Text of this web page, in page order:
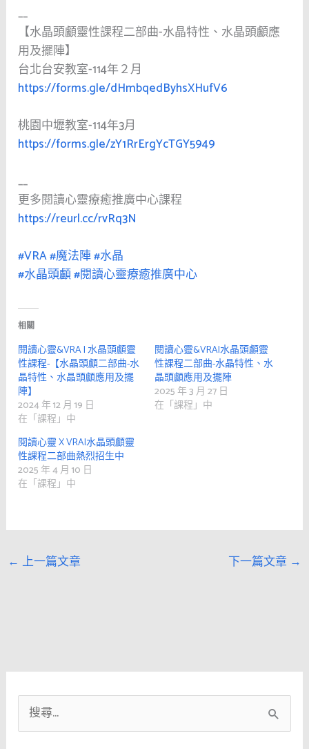
__
【水晶頭顱靈性課程二部曲-水晶特性、水晶頭顱應
用及擺陣】
台北台安教室-114年２月
https://forms.gle/dHmbqedByhsXHufV6
桃園中壢教室-114年3月
https://forms.gle/zY1RrErgYcTGY5949
__
更多閱讀心靈療癒推廣中心課程
https://reurl.cc/rvRq3N
#VRA#魔法陣#水晶
#水晶頭顱#閱讀心靈療癒推廣中心
相關
閱讀心靈&VRA | 水晶頭顱靈
性課程-【水晶頭顱二部曲-水
晶特性、水晶頭顱應用及擺
陣】
2024 年 12 月 19 日
在「課程」中
閱讀心靈&VRA|水晶頭顱靈
性課程二部曲-水晶特性、水
晶頭顱應用及擺陣
2025 年 3 月 27 日
在「課程」中
閱讀心靈 X VRA|水晶頭顱靈
性課程二部曲熱烈招生中
2025 年 4 月 10 日
在「課程」中
← 上一篇文章 下一篇文章 →
尋